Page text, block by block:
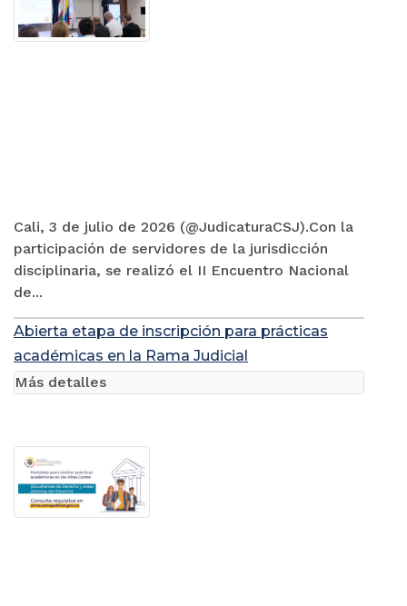
Cali, 3 de julio de 2026 (@JudicaturaCSJ).Con la
participación de servidores de la jurisdicción
disciplinaria, se realizó el II Encuentro Nacional
de...
Abierta etapa de inscripción para prácticas
académicas en la Rama Judicial
Más detalles